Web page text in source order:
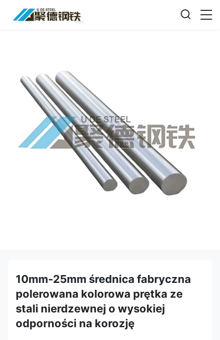
10mm-25mm średnica fabryczna
polerowana kolorowa prętka ze
stali nierdzewnej o wysokiej
odporności na korozję